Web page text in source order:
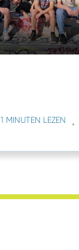
1 MINUTEN LEZEN